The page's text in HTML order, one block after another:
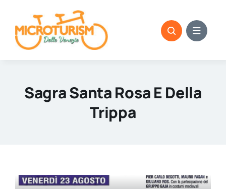
content
Sagra Santa Rosa E Della
Trippa